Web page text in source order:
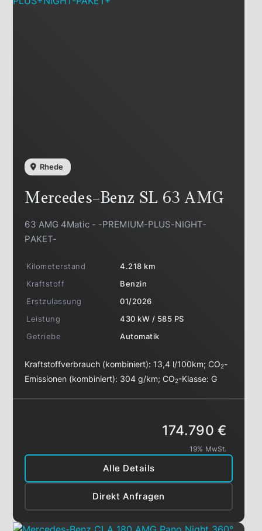
Rhede
Mercedes-Benz SL 63 AMG
63 AMG 4Matic - -PREMIUM-PLUS-NIGHT-
PAKET-
Kilometerstand
4.218 km
Kraftstoff
Benzin
Erstzulassung
01/2026
Leistung
430 kW / 585 PS
Getriebe
Automatik
Kraftstoffverbrauch (kombiniert): 13,4 l/100km;CO2-
Emissionen (kombiniert): 304 g/km;CO2-Klasse:G
Alle Details
Direkt Anfragen
174.790 €
19% MwSt.